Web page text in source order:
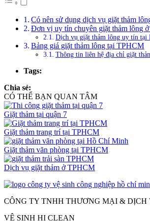
Có nên sử dụng dịch vụ giặt thảm
Đơn vị uy tín chuyên giặt thảm lông
Dịch vụ giặt thảm lông uy tín tại
Bảng giá giặt thảm lông tại TPHCM
Thông tin liên hệ địa chỉ giặt
Tags:
Chia sẻ:
CÓ THỂ BẠN QUAN TÂM
Giặt thảm tại quận 7
Giặt thảm trang trí tại TPHCM
Giặt thảm văn phòng tại TPHCM
Dịch vụ giặt thảm ở TPHCM
CÔNG TY TNHH THƯƠNG MẠI & DỊCH
VỆ SINH HI CLEAN